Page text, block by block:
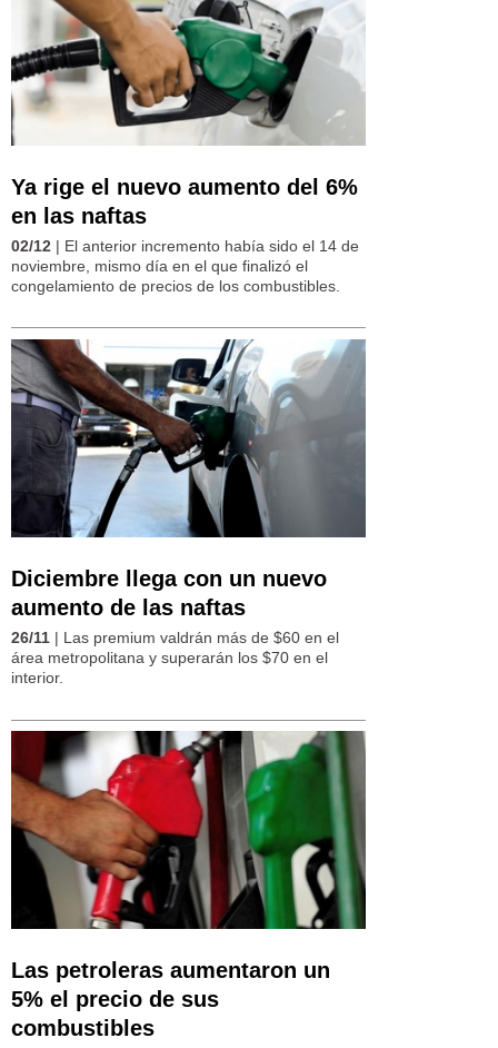
Ya rige el nuevo aumento del 6%
en las naftas
02/12 | El anterior incremento había sido el 14 de
noviembre, mismo día en el que finalizó el
congelamiento de precios de los combustibles.
Diciembre llega con un nuevo
aumento de las naftas
26/11 | Las premium valdrán más de $60 en el
área metropolitana y superarán los $70 en el
interior.
Las petroleras aumentaron un
5% el precio de sus
combustibles